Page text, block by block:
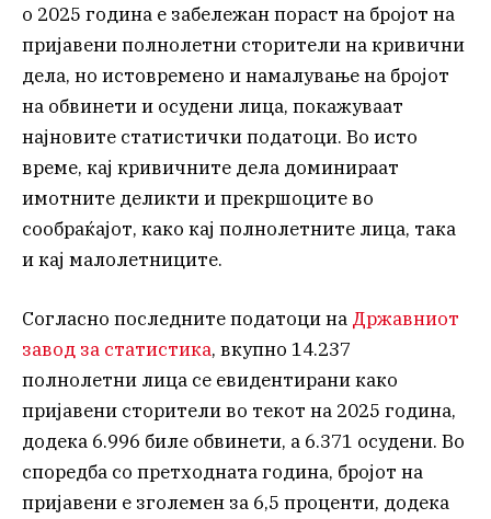
о 2025 година е забележан пораст на бројот на
пријавени полнолетни сторители на кривични
дела, но истовремено и намалување на бројот
на обвинети и осудени лица, покажуваат
најновите статистички податоци. Во исто
време, кај кривичните дела доминираат
имотните деликти и прекршоците во
сообраќајот, како кај полнолетните лица, така
и кај малолетниците.
Согласно последните податоци на Државниот
завод за статистика, вкупно 14.237
полнолетни лица се евидентирани како
пријавени сторители во текот на 2025 година,
додека 6.996 биле обвинети, а 6.371 осудени. Во
споредба со претходната година, бројот на
пријавени е зголемен за 6,5 проценти, додека